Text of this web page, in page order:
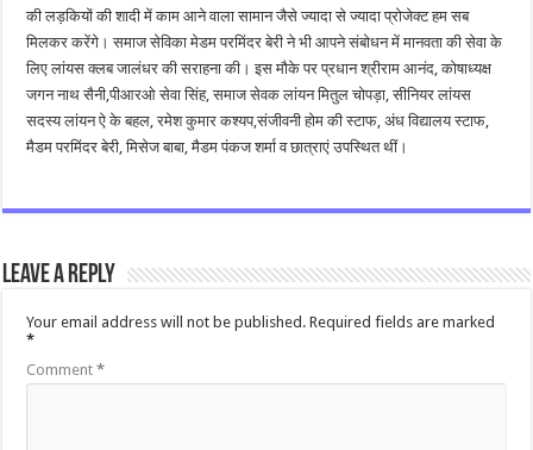
की लड़कियों की शादी में काम आने वाला सामान जैसे ज्यादा से ज्यादा प्रोजेक्ट हम सब
मिलकर करेंगे। समाज सेविका मेडम परमिंदर बेरी ने भी आपने संबोधन में मानवता की सेवा के
लिए लांयस क्लब जालंधर की सराहना की। इस मौके पर प्रधान श्रीराम आनंद, कोषाध्यक्ष
जगन नाथ सैनी,पीआरओ सेवा सिंह, समाज सेवक लांयन मितुल चोपड़ा, सीनियर लांयस
सदस्य लांयन ऐ के बहल, रमेश कुमार कश्यप,संजीवनी होम की स्टाफ, अंध विद्यालय स्टाफ,
मैडम परमिंदर बेरी, मिसेज बाबा, मैडम पंकज शर्मा व छात्राएं उपस्थित थीं।
Leave a Reply
Your email address will not be published. Required fields are marked
*
Comment*